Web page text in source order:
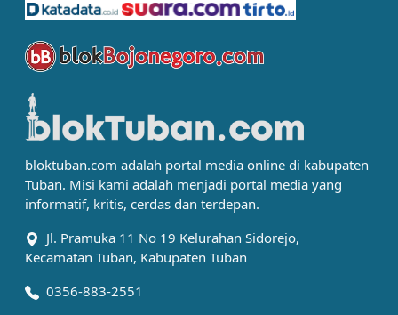
bloktuban.com adalah portal media online di kabupaten
Tuban. Misi kami adalah menjadi portal media yang
informatif, kritis, cerdas dan terdepan.
Jl. Pramuka 11 No 19 Kelurahan Sidorejo,
Kecamatan Tuban, Kabupaten Tuban
0356-883-2551